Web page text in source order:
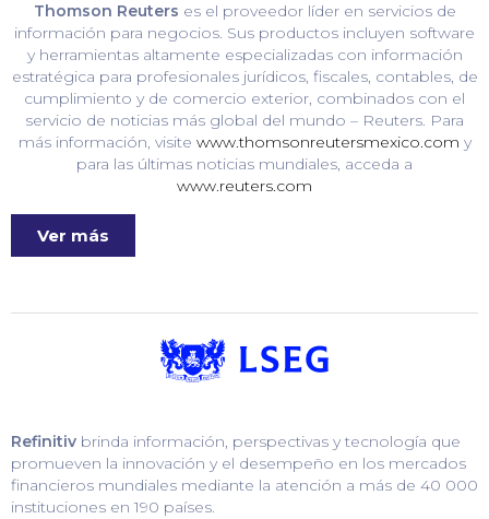
Thomson Reuters es el proveedor líder en servicios de
información para negocios. Sus productos incluyen software
y herramientas altamente especializadas con información
estratégica para profesionales jurídicos, fiscales, contables, de
cumplimiento y de comercio exterior, combinados con el
servicio de noticias más global del mundo – Reuters. Para
más información, visite www.thomsonreutersmexico.com y
para las últimas noticias mundiales, acceda a
www.reuters.com
Ver más
Refinitiv brinda información, perspectivas y tecnología que
promueven la innovación y el desempeño en los mercados
financieros mundiales mediante la atención a más de 40 000
instituciones en 190 países.